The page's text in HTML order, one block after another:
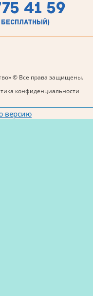
41 59
© Все права защищены.
конфиденциальности
версию